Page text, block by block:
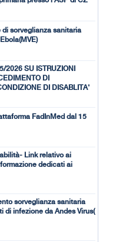
di sorveglianza sanitaria
2026 SU ISTRUZIONI
DI
DI DISABLITA'
FadInMed dal 15
Link relativo ai
dedicati ai
sorveglianza sanitaria
di infezione da Andes Virus(